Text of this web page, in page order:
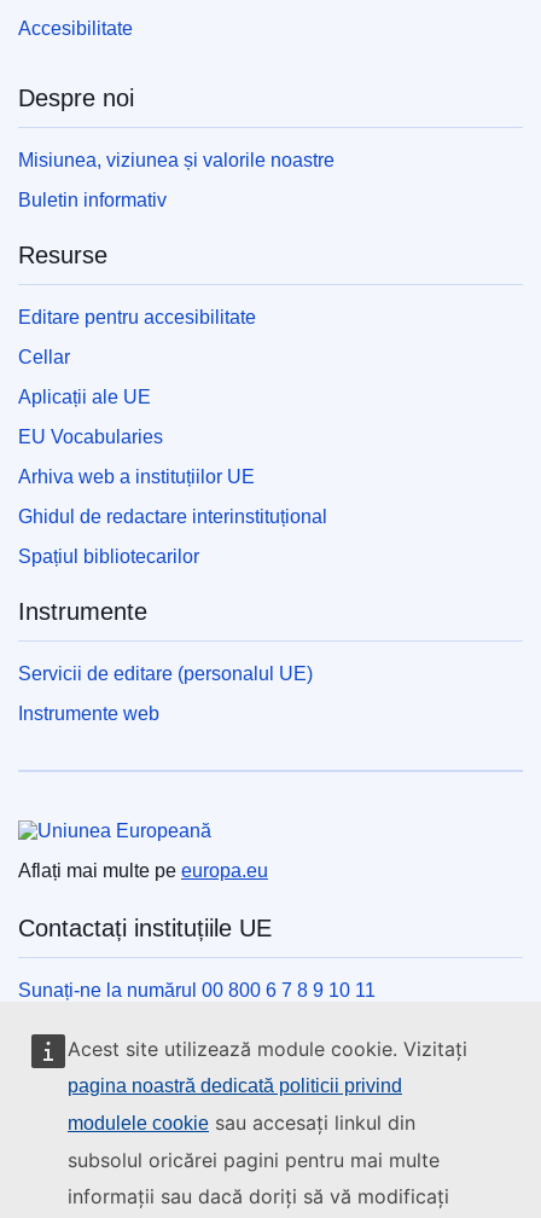
Acest site utilizează module cookie. Vizitați
pagina noastră dedicată politicii privind
modulele cookie sau accesați linkul din
subsolul oricărei pagini pentru mai multe
informații sau dacă doriți să vă modificați
Accesibilitate
Despre noi
Misiunea, viziunea și valorile noastre
Buletin informativ
Resurse
Editare pentru accesibilitate
Cellar
Aplicații ale UE
EU Vocabularies
Arhiva web a instituțiilor UE
Ghidul de redactare interinstituțional
Spațiul bibliotecarilor
Instrumente
Servicii de editare (personalul UE)
Instrumente web
Uniunea Europeană
Aflați mai multe pe europa.eu
Contactați instituțiile UE
Sunați-ne la numărul 00 800 6 7 8 9 10 11
Utilizați alte opțiuni telefonice
Scrieți-ne completând formularul de contact